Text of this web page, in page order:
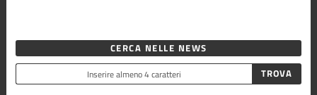
CERCA NELLE NEWS